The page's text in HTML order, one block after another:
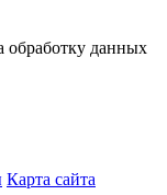
обработку данных
Карта сайта